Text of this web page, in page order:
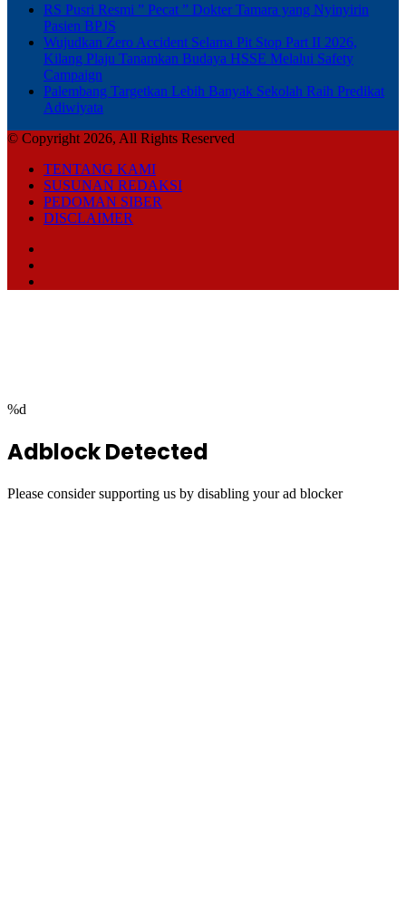
RS Pusri Resmi ” Pecat ” Dokter Tamara yang Nyinyirin
Pasien BPJS
Wujudkan Zero Accident Selama Pit Stop Part II 2026,
Kilang Plaju Tanamkan Budaya HSSE Melalui Safety
Campaign
Palembang Targetkan Lebih Banyak Sekolah Raih Predikat
Adiwiyata
© Copyright 2026, All Rights Reserved
TENTANG KAMI
SUSUNAN REDAKSI
PEDOMAN SIBER
DISCLAIMER
%d
Adblock Detected
Please consider supporting us by disabling your ad blocker